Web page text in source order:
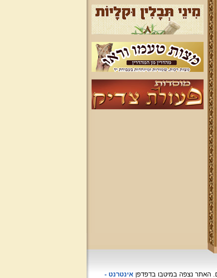
האתר נצפהבמיטבו בדפדפןאינטרנט -